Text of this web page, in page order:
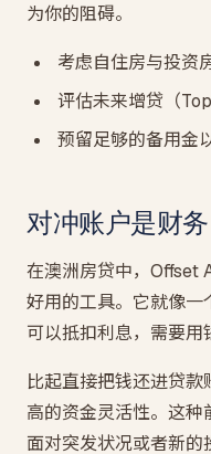
为你的阻碍。
考虑自住房与投资
评估未来增贷（
预留足够的备用金
对冲账户是财
在澳洲房贷中，Offset
好用的工具。它就像一
可以抵扣利息，需要用
比起直接把钱还进贷
高的资金灵活性。这
面对突发状况或者新